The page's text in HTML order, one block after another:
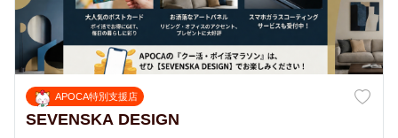
APOCA特別支援店
SEVENSKA DESIGN